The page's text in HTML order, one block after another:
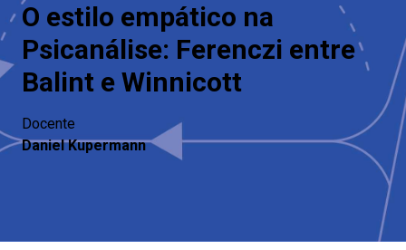
O estilo empático na
Psicanálise: Ferenczi entre
Balint e Winnicott
Docente
Daniel Kupermann